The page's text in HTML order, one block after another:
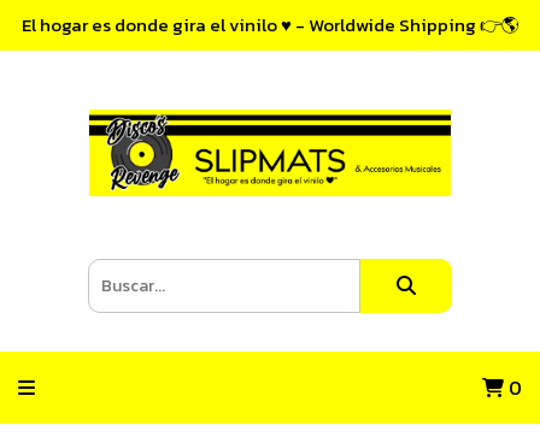
El hogar es donde gira el vinilo ♥ - Worldwide Shipping 👉🌎
0